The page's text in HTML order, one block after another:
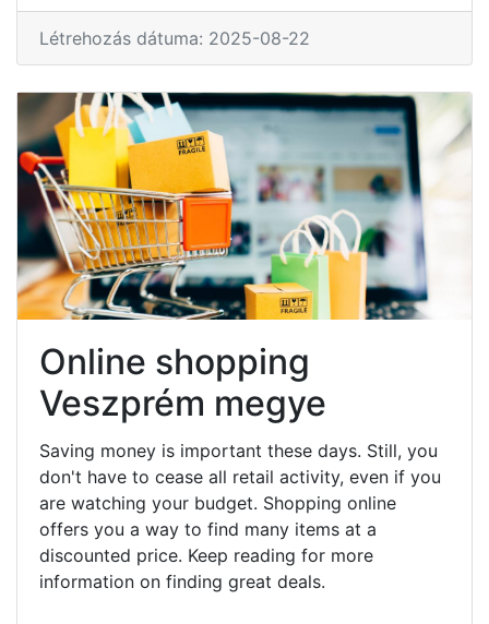
Létrehozás dátuma: 2025-08-22
Online shopping
Veszprém megye
Saving money is important these days. Still, you
don't have to cease all retail activity, even if you
are watching your budget. Shopping online
offers you a way to find many items at a
discounted price. Keep reading for more
information on finding great deals.